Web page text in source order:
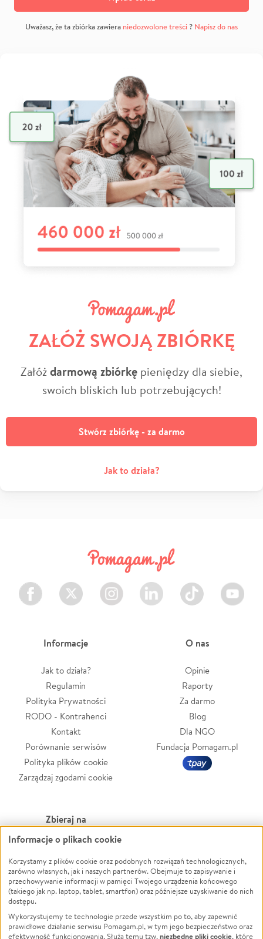
Uważasz, że ta zbiórka zawiera niedozwolone treści? Napisz do nas
ZAŁÓŻ SWOJĄ ZBIÓRKĘ
Załóżdarmową zbiórkę pieniędzy dla siebie,
swoich bliskich lub potrzebujących!
Stwórz zbiórkę - za darmo
Jak to działa?
Facebook Twitter Instagram LinkedIn TikTok Youtube
Informacje
Jak to działa?
Regulamin
Polityka Prywatności
RODO - Kontrahenci
Kontakt
Porównanie serwisów
Polityka plików cookie
Zarządzaj zgodami cookie
O nas
Opinie
Raporty
Za darmo
Blog
Dla NGO
Fundacja Pomagam.pl
Zbieraj na
Leczenie
Zwierzęta
Pożar
Ukraina
Pomoc Finansowa
Powódź
Wichura
NGO
Edukacja
Informacje o plikach cookie
Korzystamy z plików cookie oraz podobnych rozwiązań technologicznych,
zarówno własnych, jak i naszych partnerów. Obejmuje to zapisywanie i
przechowywanie informacji w pamięci Twojego urządzenia końcowego
(takiego jak np. laptop, tablet, smartfon) oraz późniejsze uzyskiwanie do nich
dostępu.
Wykorzystujemy te technologie przede wszystkim po to, aby zapewnić
prawidłowe działanie serwisu Pomagam.pl, w tym jego bezpieczeństwo oraz
efektywność funkcjonowania. Służą temu tzw.niezbędne pliki cookie, które